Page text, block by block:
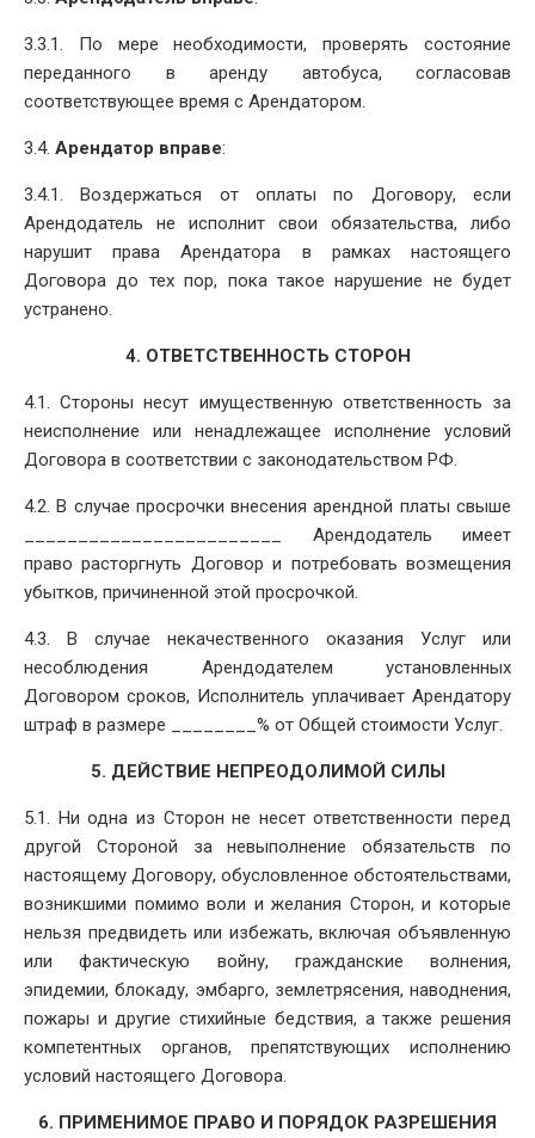
3.3.1. По мере необходимости, проверять состояние
переданного в аренду автобуса, согласовав
соответствующее время с Арендатором.
3.4. Арендатор вправе:
3.4.1. Воздержаться от оплаты по Договору, если
Арендодатель не исполнит свои обязательства, либо
нарушит права Арендатора в рамках настоящего
Договора до тех пор, пока такое нарушение не будет
устранено.
4. ОТВЕТСТВЕННОСТЬ СТОРОН
4.1. Стороны несут имущественную ответственность за
неисполнение или ненадлежащее исполнение условий
Договора в соответствии с законодательством РФ.
4.2. В случае просрочки внесения арендной платы свыше
________________________ Арендодатель имеет
право расторгнуть Договор и потребовать возмещения
убытков, причиненной этой просрочкой.
4.3. В случае некачественного оказания Услуг или
несоблюдения Арендодателем установленных
Договором сроков, Исполнитель уплачивает Арендатору
штраф в размере ________% от Общей стоимости Услуг.
5. ДЕЙСТВИЕ НЕПРЕОДОЛИМОЙ СИЛЫ
5.1. Ни одна из Сторон не несет ответственности перед
другой Стороной за невыполнение обязательств по
настоящему Договору, обусловленное обстоятельствами,
возникшими помимо воли и желания Сторон, и которые
нельзя предвидеть или избежать, включая объявленную
или фактическую войну, гражданские волнения,
эпидемии, блокаду, эмбарго, землетрясения, наводнения,
пожары и другие стихийные бедствия, а также решения
компетентных органов, препятствующих исполнению
условий настоящего Договора.
6. ПРИМЕНИМОЕ ПРАВО И ПОРЯДОК РАЗРЕШЕНИЯ